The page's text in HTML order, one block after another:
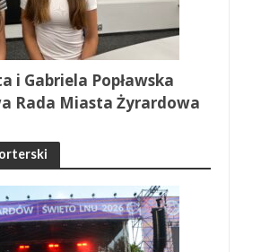
i Gabriela Popławska
Rada Miasta Żyrardowa